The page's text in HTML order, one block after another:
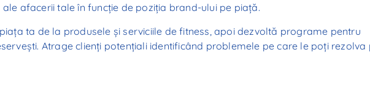
afacerii tale în funcție de poziția brand-ului pe piață.
ta de la produsele și serviciile de fitness, apoi dezvoltă programe pentru
Atrage clienți potențiali identificând problemele pe care le poți rezolva